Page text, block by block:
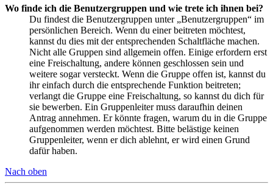
Wo finde ich die Benutzergruppen und wie trete ich ihnen bei?
Du findest die Benutzergruppen unter „Benutzergruppen“ im
persönlichen Bereich. Wenn du einer beitreten möchtest,
kannst du dies mit der entsprechenden Schaltfläche machen.
Nicht alle Gruppen sind allgemein offen. Einige erfordern erst
eine Freischaltung, andere können geschlossen sein und
weitere sogar versteckt. Wenn die Gruppe offen ist, kannst du
ihr einfach durch die entsprechende Funktion beitreten;
verlangt die Gruppe eine Freischaltung, so kannst du dich für
sie bewerben. Ein Gruppenleiter muss daraufhin deinen
Antrag annehmen. Er könnte fragen, warum du in die Gruppe
aufgenommen werden möchtest. Bitte belästige keinen
Gruppenleiter, wenn er dich ablehnt, er wird einen Grund
dafür haben.
Nach oben